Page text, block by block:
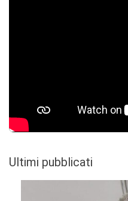
Ultimi pubblicati